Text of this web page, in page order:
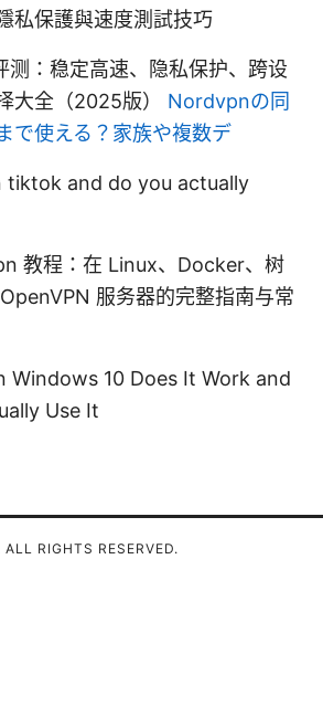
私保護與速度測試技巧
测：稳定高速、隐私保护、跨设
大全（2025版） Nordvpnの同
で使える？家族や複数デ
tiktok and do you actually
教程：在 Linux、Docker、树
服务器的完整指南与常
Windows 10 Does It Work and
Use It
RIGHTS RESERVED.